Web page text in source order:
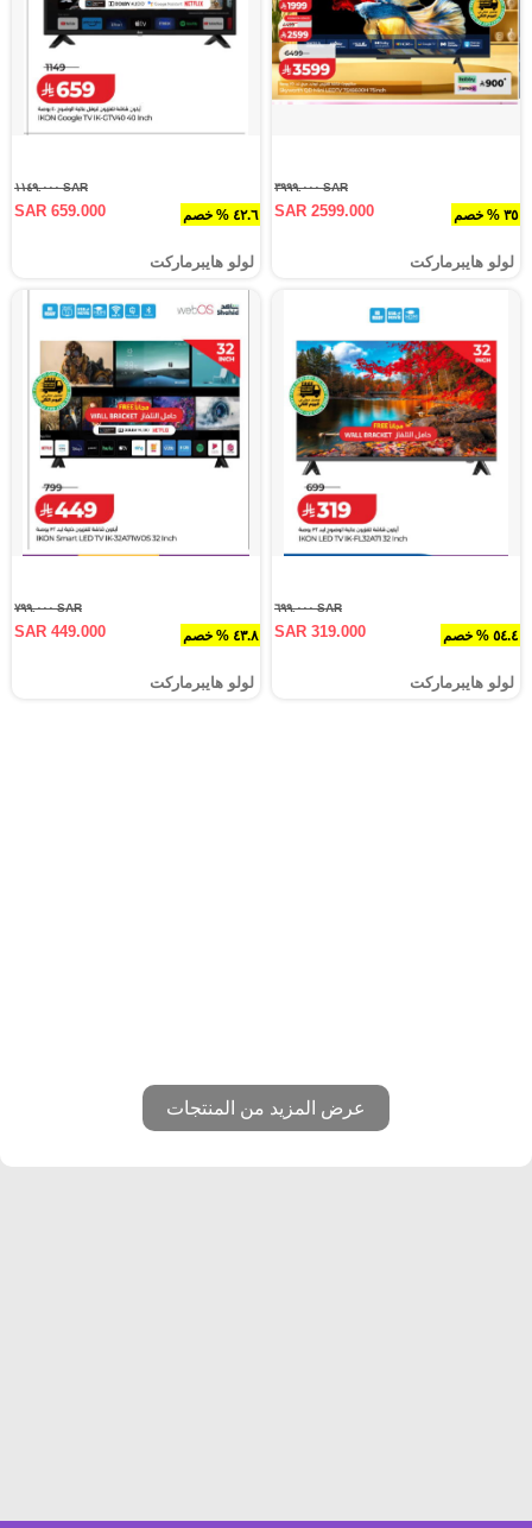
٣٥ % خصم
SAR ٣٩٩٩.٠٠٠
SAR 2599.000
لولو هايبرماركت
٤٢.٦ % خصم
SAR ١١٤٩.٠٠٠
SAR 659.000
لولو هايبرماركت
٥٤.٤ % خصم
SAR ٦٩٩.٠٠٠
SAR 319.000
لولو هايبرماركت
٤٣.٨ % خصم
SAR ٧٩٩.٠٠٠
SAR 449.000
لولو هايبرماركت
عرض المزيد من المنتجات